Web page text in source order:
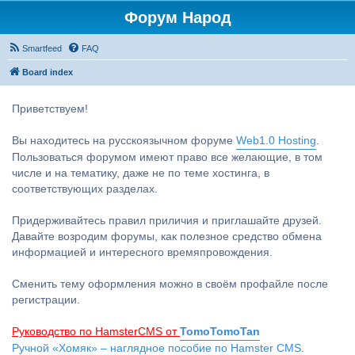
Форум Народ
Smartfeed FAQ
Board index
Приветствуем!
Вы находитесь на русскоязычном форуме Web1.0 Hosting.
Пользоваться форумом имеют право все желающие, в том
числе и на тематику, даже не по теме хостинга, в
соответствующих разделах.
Придерживайтесь правил приличия и приглашайте друзей.
Давайте возродим форумы, как полезное средство обмена
информацией и интересного времяпровождения.
Сменить тему оформления можно в своём профайле после
регистрации.
Руководство по HamsterCMS от TomoTomoTan
Ручной «Хомяк» – наглядное пособие по Hamster CMS.